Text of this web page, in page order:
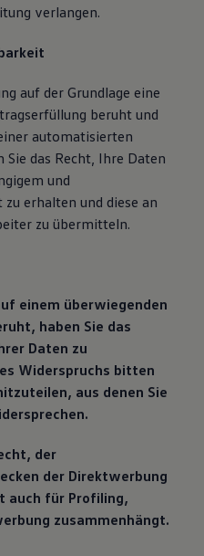
verlangen.
auf der Grundlage eine
beruht und
automatisierten
das Recht, Ihre Daten
und
erhalten und diese an
zu übermitteln.
einem überwiegenden
haben Sie das
Daten zu
Widerspruchs bitten
aus denen Sie
der
der Direktwerbung
auch für Profiling,
zusammenhängt.